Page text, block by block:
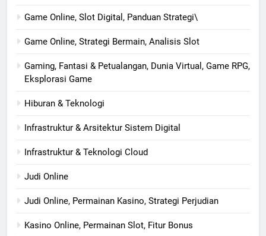
Game Online, Slot Digital, Panduan Strategi\
Game Online, Strategi Bermain, Analisis Slot
Gaming, Fantasi & Petualangan, Dunia Virtual, Game RPG,
Eksplorasi Game
Hiburan & Teknologi
Infrastruktur & Arsitektur Sistem Digital
Infrastruktur & Teknologi Cloud
Judi Online
Judi Online, Permainan Kasino, Strategi Perjudian
Kasino Online, Permainan Slot, Fitur Bonus